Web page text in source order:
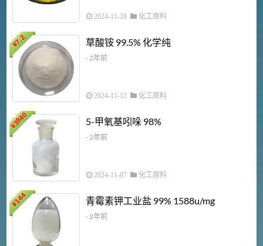
2024-11-18 化工原料
¥
7.2 草酸铵 99.5% 化学纯
- 2年前
2024-11-12 化工原料
¥
3840 5-甲氧基吲哚 98%
- 2年前
2024-11-07 化工原料
¥
144 青霉素钾工业盐 99% 1588u/mg
- 2年前